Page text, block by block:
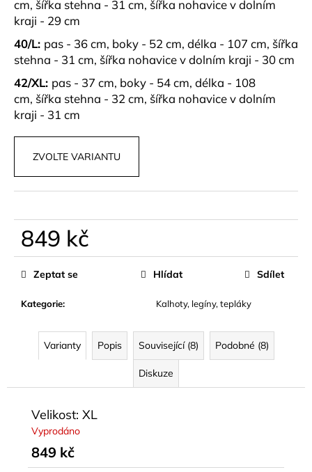
cm, šířka stehna - 31 cm, šířka nohavice v dolním
kraji - 29 cm
40/L: pas - 36 cm, boky - 52 cm, délka - 107 cm, šířka
stehna - 31 cm, šířka nohavice v dolním kraji - 30 cm
42/XL: pas - 37 cm, boky - 54 cm, délka - 108
cm, šířka stehna - 32 cm, šířka nohavice v dolním
kraji - 31 cm
ZVOLTE VARIANTU
849 kč
Měrná
Kategorie: Kalhoty, legíny, tepláky
Zeptat se Hlídat Sdílet
Varianty Popis Související (8) Podobné (8)
Diskuze
Velikost: XL
Vyprodáno
849 kč
A
KOŠILE
SUMMER
LOVE
1
099
kč